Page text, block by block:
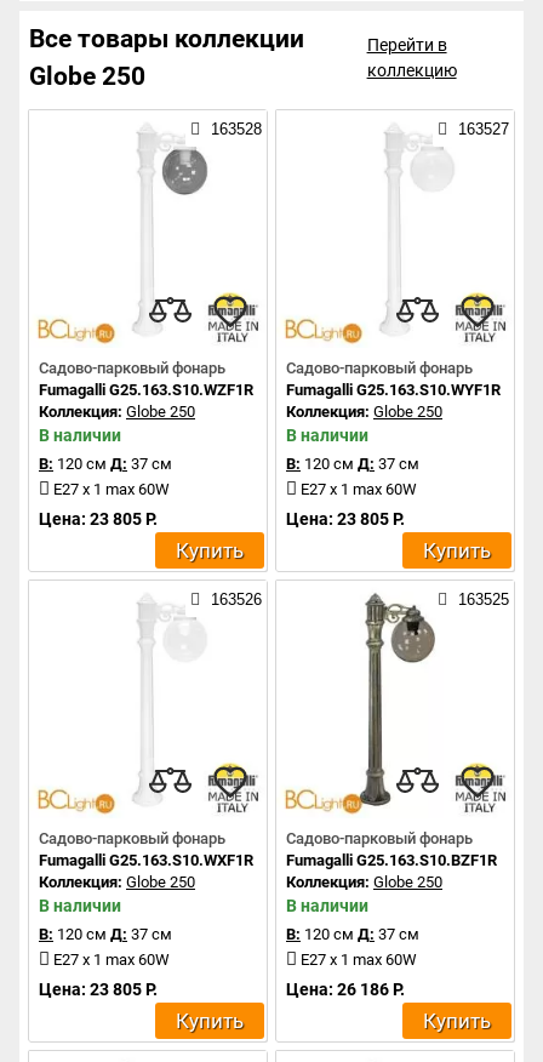
Все товары коллекции
Globe 250
Перейти в
коллекцию
163528
Садово-парковый фонарь
Fumagalli G25.163.S10.WZF1R
Коллекция: Globe 250
В наличии
В: 120 см Д: 37 см
E27 x 1 max 60W
Цена: 23 805 Р.
Купить
163527
Садово-парковый фонарь
Fumagalli G25.163.S10.WYF1R
Коллекция: Globe 250
В наличии
В: 120 см Д: 37 см
E27 x 1 max 60W
Цена: 23 805 Р.
Купить
163526
Садово-парковый фонарь
Fumagalli G25.163.S10.WXF1R
Коллекция: Globe 250
В наличии
В: 120 см Д: 37 см
E27 x 1 max 60W
Цена: 23 805 Р.
Купить
163525
Садово-парковый фонарь
Fumagalli G25.163.S10.BZF1R
Коллекция: Globe 250
В наличии
В: 120 см Д: 37 см
E27 x 1 max 60W
Цена: 26 186 Р.
Купить